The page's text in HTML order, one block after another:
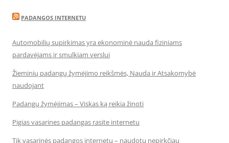
PADANGOS INTERNETU
Automobilių supirkimas yra ekonominė nauda fiziniams
pardavėjams ir smulkiam verslui
Žieminių padangų žymėjimo reikšmės, Nauda ir Atsakomybė
naudojant
Padangų žymėjimas – Viskas ką reikia žinoti
Pigias vasarines padangas rasite internetu
Tik vasarinės padangos internetu – naudotų nepirkčiau